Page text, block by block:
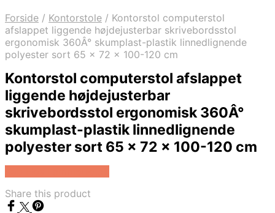
Forside / Kontorstole / Kontorstol computerstol
afslappet liggende højdejusterbar skrivebordsstol
ergonomisk 360Â° skumplast-plastik linnedlignende
polyester sort 65 x 72 x 100-120 cm
Kontorstol computerstol afslappet
liggende højdejusterbar
skrivebordsstol ergonomisk 360Â°
skumplast-plastik linnedlignende
polyester sort 65 x 72 x 100-120 cm
Share this product